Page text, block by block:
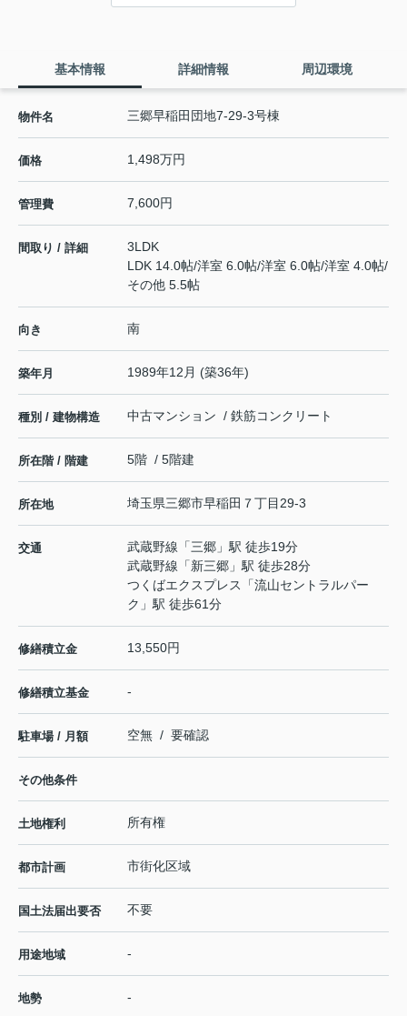
基本情報 詳細情報 周辺環境
物件名 三郷早稲田団地7-29-3号棟
価格 1,498万円
管理費 7,600円
間取り / 詳細
3LDK
LDK 14.0帖/洋室 6.0帖/洋室 6.0帖/洋室 4.0帖/
その他 5.5帖
向き 南
築年月 1989年12月 (築36年)
種別 / 建物構造 中古マンション / 鉄筋コンクリート
所在階 / 階建 5階 / 5階建
所在地 埼玉県三郷市早稲田 ７丁目29-3
交通 武蔵野線 「三郷 」駅 徒歩19分
武蔵野線 「新三郷 」駅 徒歩28分
つくばエクスプレス
「流山セントラルパー
ク 」駅 徒歩61分
修繕積立金 13,550円
修繕積立基金 -
駐車場 / 月額 空無 / 要確認
その他条件
土地権利 所有権
都市計画 市街化区域
国土法届出要否 不要
用途地域 -
地勢 -